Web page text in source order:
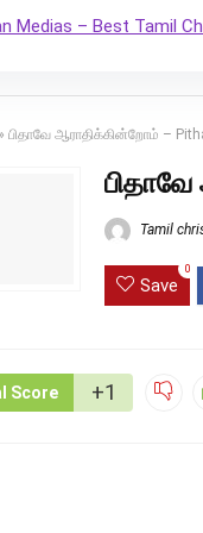
» பிதாவே ஆராதிக்கின்றோம் –
Tamil
Save
0
Score +1